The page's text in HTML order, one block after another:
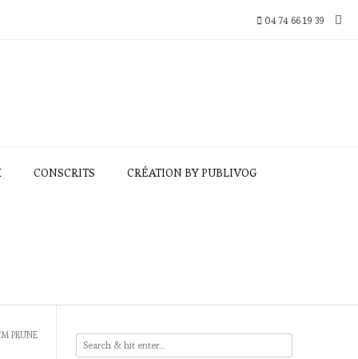
04 74 66 19 39
CONSCRITS CRÉATION BY PUBLIVOG
PRUNE